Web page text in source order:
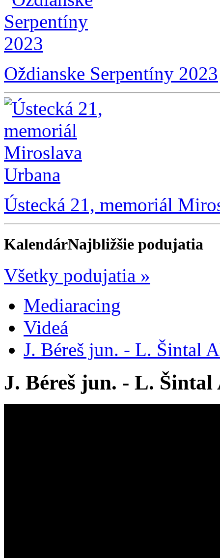
Oždianske Serpentíny 2023
Ústecká 21, memoriál
KalendárNajbližšie podujatia
Všetky podujatia »
Mediaracing
Videá
J. Béreš jun. - L. Šintal
J. Béreš jun. - L.